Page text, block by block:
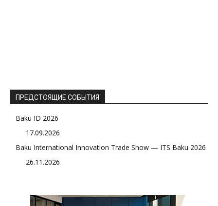
ПРЕДСТОЯЩИЕ СОБЫТИЯ
Baku ID 2026
17.09.2026
Baku International Innovation Trade Show — ITS Baku 2026
26.11.2026